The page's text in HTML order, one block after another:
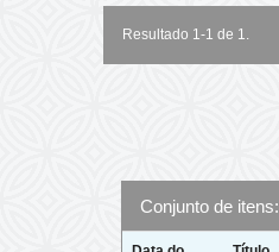
Resultado 1-1 de 1.
Conjunto de itens: